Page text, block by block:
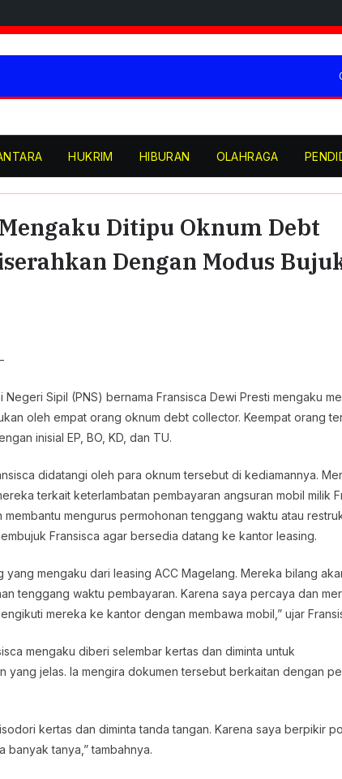
HUKRIM HIBURAN OLAHRAGA
Ditipu Oknum Debt
Dengan Modus
Sipil (PNS) bernama Fransisca Dewi Presti mengaku
oleh empat orang oknum debt collector. Keempat orang
inisial EP, BO, KD, dan TU.
didatangi oleh para oknum tersebut di kediamannya.
terkait keterlambatan pembayaran angsuran mobil milik
mengurus permohonan tenggang waktu atau
Fransisca agar bersedia datang ke kantor leasing.
yang mengaku dari leasing ACC Magelang. Mereka bilang
tenggang waktu pembayaran. Karena saya percaya dan
mereka ke kantor dengan membawa mobil,” ujar
mengaku diberi selembar kertas dan diminta untuk
yang jelas. Ia mengira dokumen tersebut berkaitan dengan
kertas dan diminta tanda tangan. Karena saya berpikir
banyak tanya,” tambahnya.